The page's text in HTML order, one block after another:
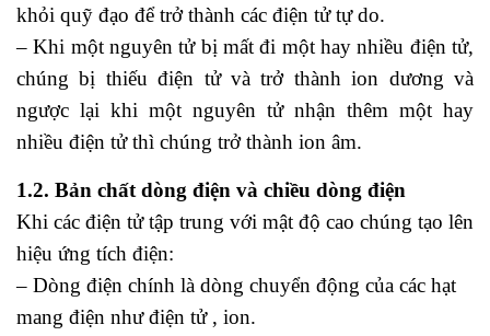
khỏi quỹ đạo để trở thành các điện tử tự do.
– Khi một nguyên tử bị mất đi một hay nhiều điện tử,
chúng bị thiếu điện tử và trở thành ion dương và
ngược lại khi một nguyên tử nhận thêm một hay
nhiều điện tử thì chúng trở thành ion âm.
1.2. Bản chất dòng điện và chiều dòng điện
Khi các điện tử tập trung với mật độ cao chúng tạo lên
hiệu ứng tích điện:
– Dòng điện chính là dòng chuyển động của các hạt
mang điện như điện tử , ion.